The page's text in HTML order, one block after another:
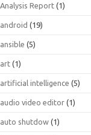
Analysis Report (1)
android (19)
ansible (5)
art (1)
artificial intelligence (5)
audio video editor (1)
auto shutdow (1)